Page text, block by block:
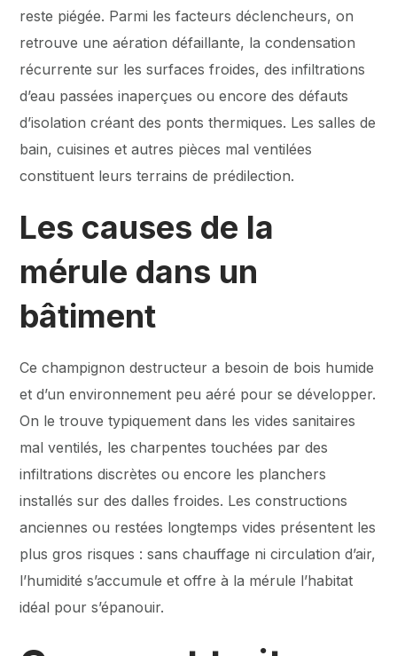
reste piégée. Parmi les facteurs déclencheurs, on
retrouve une aération défaillante, la condensation
récurrente sur les surfaces froides, des infiltrations
d’eau passées inaperçues ou encore des défauts
d’isolation créant des ponts thermiques. Les salles de
bain, cuisines et autres pièces mal ventilées
constituent leurs terrains de prédilection.
Les causes de la
mérule dans un
bâtiment
Ce champignon destructeur a besoin de bois humide
et d’un environnement peu aéré pour se développer.
On le trouve typiquement dans les vides sanitaires
mal ventilés, les charpentes touchées par des
infiltrations discrètes ou encore les planchers
installés sur des dalles froides. Les constructions
anciennes ou restées longtemps vides présentent les
plus gros risques : sans chauffage ni circulation d’air,
l’humidité s’accumule et offre à la mérule l’habitat
idéal pour s’épanouir.